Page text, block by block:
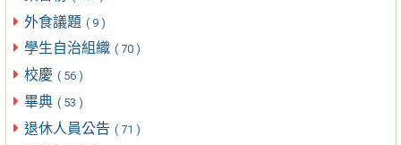
外食議題 ( 9 )
學生自治組織 ( 70 )
校慶 ( 56 )
畢典 ( 53 )
退休人員公告 ( 71 )